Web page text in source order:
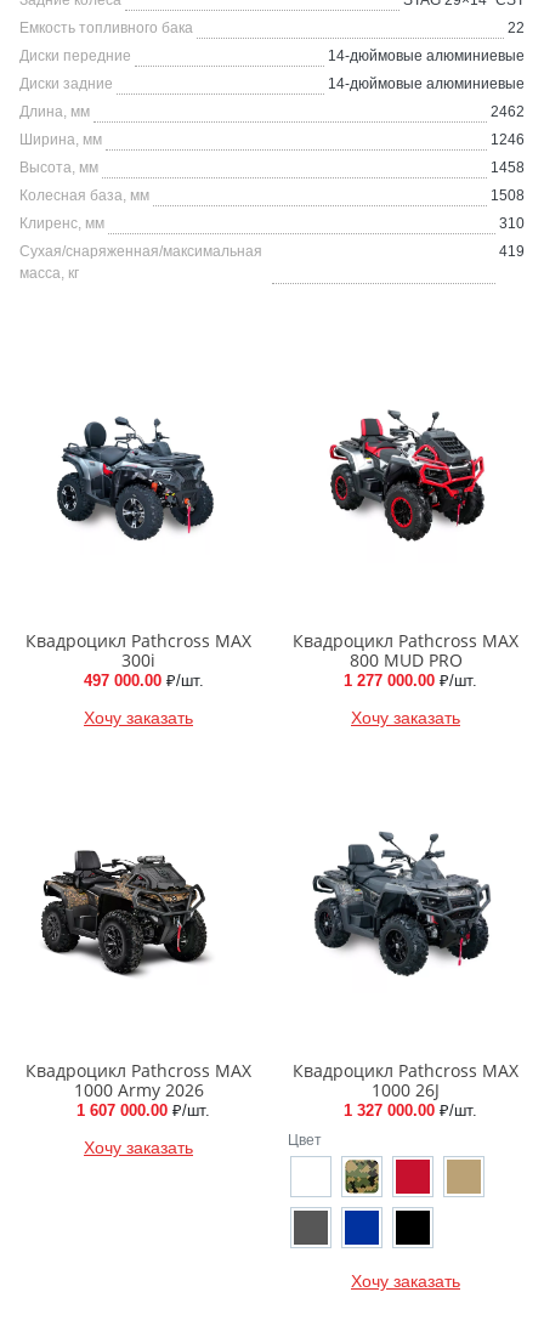
Емкость топливного бака
22
Диски передние
14-дюймовые алюминиевые
Диски задние
14-дюймовые алюминиевые
Длина, мм
2462
Ширина, мм
1246
Высота, мм
1458
Колесная база, мм
1508
Клиренс, мм
310
Сухая/снаряженная/максимальная
масса, кг
419
Квадроцикл Pathcross MAX
300i
497 000.00 ₽/шт.
Хочу заказать
Квадроцикл Pathcross MAX
800 MUD PRO
1 277 000.00 ₽/шт.
Хочу заказать
Квадроцикл Pathcross MAX
1000 Army 2026
1 607 000.00 ₽/шт.
Хочу заказать
Квадроцикл Pathcross MAX
1000 26J
1 327 000.00 ₽/шт.
Цвет
Хочу заказать